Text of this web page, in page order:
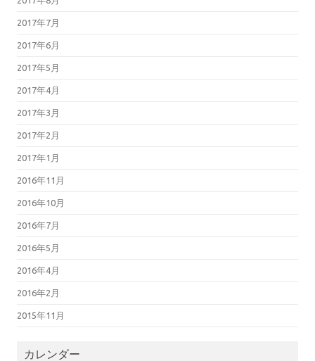
2017年7月
2017年6月
2017年5月
2017年4月
2017年3月
2017年2月
2017年1月
2016年11月
2016年10月
2016年7月
2016年5月
2016年4月
2016年2月
2015年11月
カレンダー